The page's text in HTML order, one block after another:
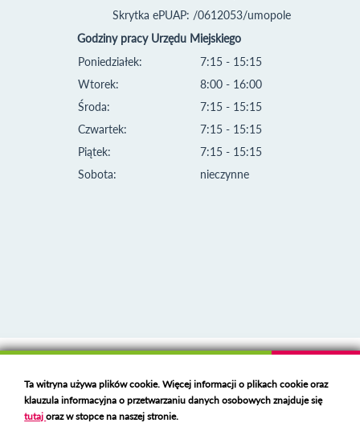
Skrytka ePUAP: /0612053/umopole
Godziny pracy Urzędu Miejskiego
Poniedziałek:
Wtorek:
Środa:
Czwartek:
Piątek:
Sobota:
7:15 - 15:15
8:00 - 16:00
7:15 - 15:15
7:15 - 15:15
7:15 - 15:15
nieczynne
Deklaracja dostępności
Polski serwer RBLhttps://polspam.pl/
Ta witryna używa plików cookie. Więcej informacji o plikach cookie oraz
klauzula informacyjna o przetwarzaniu danych osobowych znajduje się
tutajoraz w stopce na naszej stronie.